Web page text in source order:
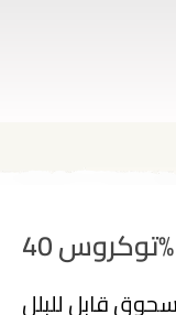
توكروس 40%